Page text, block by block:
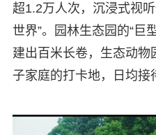
超1.2万人次，沉浸式视
世界”。园林生态园的“巨
建出百米长卷，生态动物
子家庭的打卡地，日均接